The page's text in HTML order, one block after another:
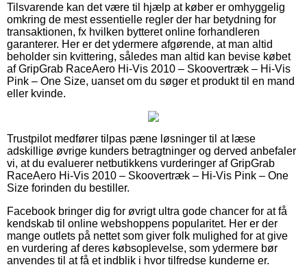
Tilsvarende kan det være til hjælp at køber er omhyggelig
omkring de mest essentielle regler der har betydning for
transaktionen, fx hvilken bytteret online forhandleren
garanterer. Her er det ydermere afgørende, at man altid
beholder sin kvittering, således man altid kan bevise købet
af GripGrab RaceAero Hi-Vis 2010 – Skoovertræk – Hi-Vis
Pink – One Size, uanset om du søger et produkt til en mand
eller kvinde.
Trustpilot medfører tilpas pæne løsninger til at læse
adskillige øvrige kunders betragtninger og derved anbefaler
vi, at du evaluerer netbutikkens vurderinger af GripGrab
RaceAero Hi-Vis 2010 – Skoovertræk – Hi-Vis Pink – One
Size forinden du bestiller.
Facebook bringer dig for øvrigt ultra gode chancer for at få
kendskab til online webshoppens popularitet. Her er der
mange outlets på nettet som giver folk mulighed for at give
en vurdering af deres købsoplevelse, som ydermere bør
anvendes til at få et indblik i hvor tilfredse kunderne er.